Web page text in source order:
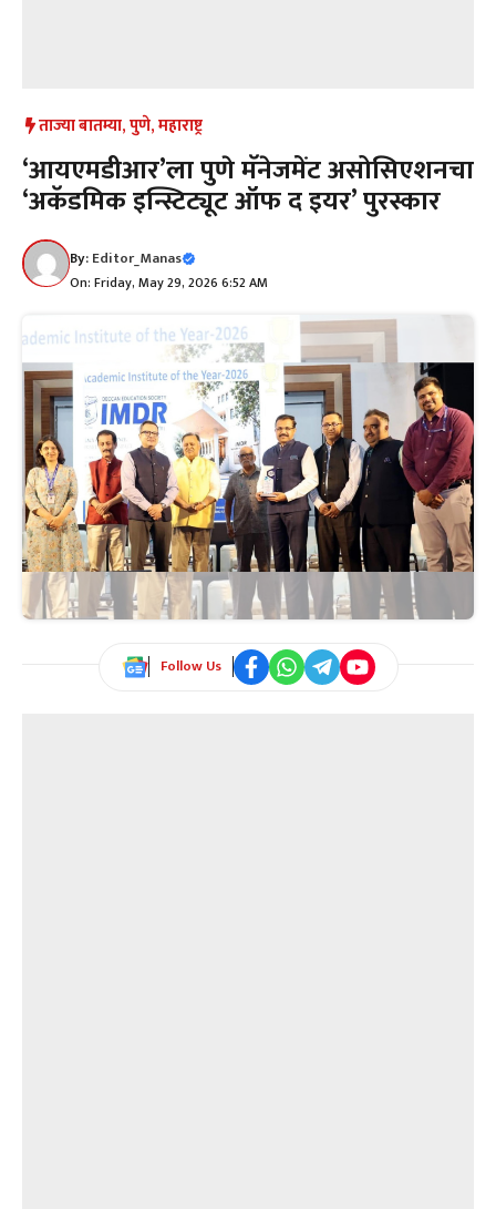
ताज्या बातम्या,पुणे,महाराष्ट्र
‘आयएमडीआर’ला पुणे मॅनेजमेंट असोसिएशनचा
‘अकॅडमिक इन्स्टिट्यूट ऑफ द इयर’ पुरस्कार
By:Editor_Manas
On: Friday, May 29, 2026 6:52 AM
Follow Us